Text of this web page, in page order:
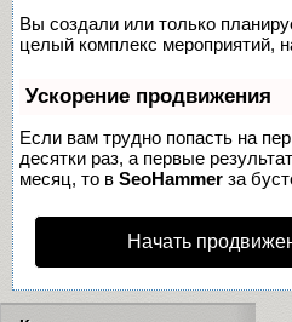
Вы создали или только
целый комплекс мероприятий,
Ускорение продвижения
Если вам трудно попасть на
десятки раз, а первые
месяц, то в SeoHammer за
Начать